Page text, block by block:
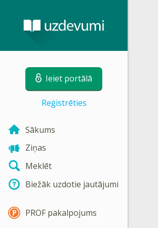
Ieiet portālā
Reģistrēties
Sākums
Ziņas
Meklēt
Biežāk uzdotie jautājumi
PROF pakalpojums